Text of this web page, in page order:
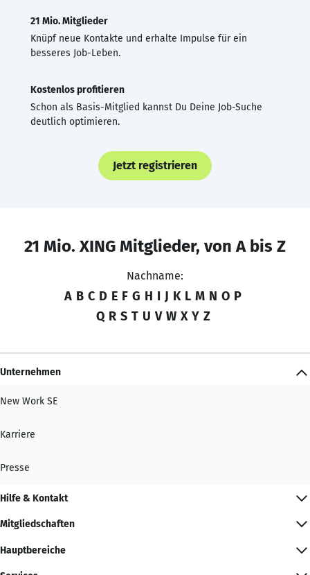
21 Mio. Mitglieder
Knüpf neue Kontakte und erhalte Impulse für ein
besseres Job-Leben.
Kostenlos profitieren
Schon als Basis-Mitglied kannst Du Deine Job-Suche
deutlich optimieren.
Jetzt registrieren
21 Mio. XING Mitglieder, von A bis Z
Nachname:
A B C D E F G H I J K L M N O P
Q R S T U V W X Y Z
Unternehmen
New Work SE
Karriere
Presse
Hilfe & Kontakt
Mitgliedschaften
Hauptbereiche